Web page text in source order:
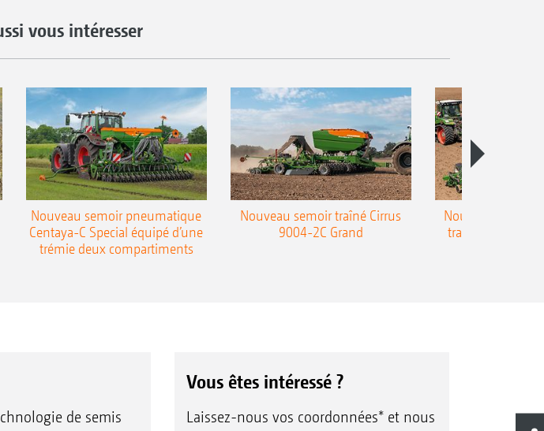
vous intéresser
Nouveau semoir pneumatique
Centaya-C Special équipé d’une
trémie deux compartiments
Nouveau semoir traîné Cirrus
9004-2C Grand
Nouveau semoir
traîné Precea-
de semis
Vous êtes intéressé ?
Laissez-nous vos coordonnées* et nous